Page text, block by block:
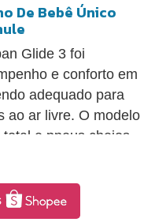
De Bebê Único
Glide 3 foi
e conforto em
adequado para
ao ar livre. O modelo
e pneus cheios
condução mais
com reclinação